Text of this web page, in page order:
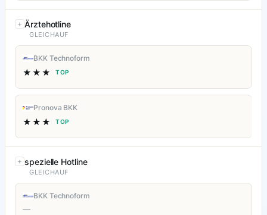
Ärztehotline
GLEICHAUF
BKK Technoform
★★★ TOP
Pronova BKK
★★★ TOP
spezielle Hotline
GLEICHAUF
BKK Technoform
—